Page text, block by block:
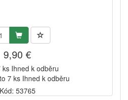
9,90 €
ks Ihned k odběru
7 ks Ihned k odběru
Kód: 53765